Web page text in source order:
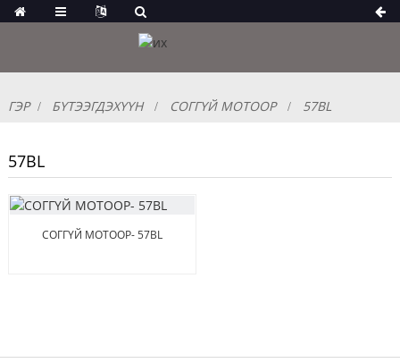
ГЭР БҮТЭЭГДЭХҮҮН СОГГҮЙ МОТООР 57BL
57BL
СОГГҮЙ МОТООР- 57BL